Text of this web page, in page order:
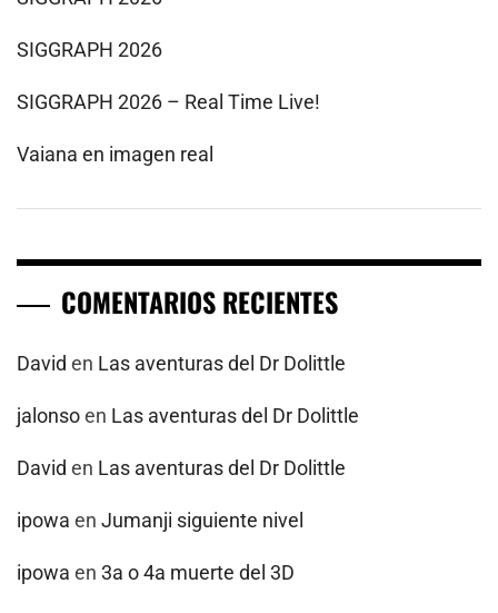
SIGGRAPH 2026
SIGGRAPH 2026 – Real Time Live!
Vaiana en imagen real
COMENTARIOS RECIENTES
David en Las aventuras del Dr Dolittle
jalonsoen Las aventuras del Dr Dolittle
David en Las aventuras del Dr Dolittle
ipowa en Jumanji siguiente nivel
ipowa en 3a o 4a muerte del 3D